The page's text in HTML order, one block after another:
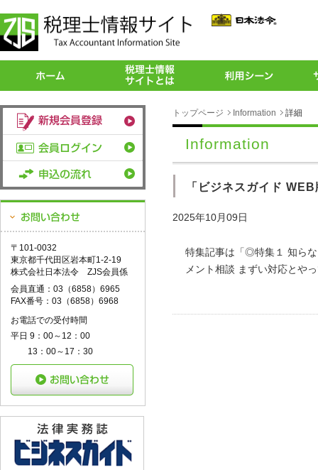
〒101-0032
東京都千代田区岩本町1-2-19
株式会社日本法令 ZJS会員係
会員直通：03（6858）6965
FAX番号：03（6858）6968
お電話での受付時間
平日 9：00～12：00
13：00～17：30
トップページ Information 詳細
Information
「ビジネスガイド
2025年10月09日
特集記事は「◎特集１ 知ら
メント相談 まずい対応とや